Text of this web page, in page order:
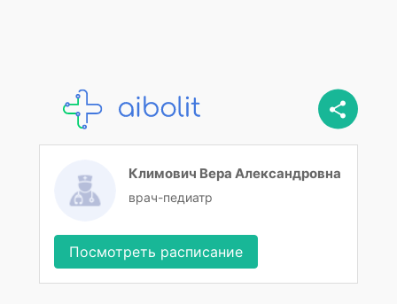
Климович Вера Александровна
врач-педиатр
Посмотреть расписание